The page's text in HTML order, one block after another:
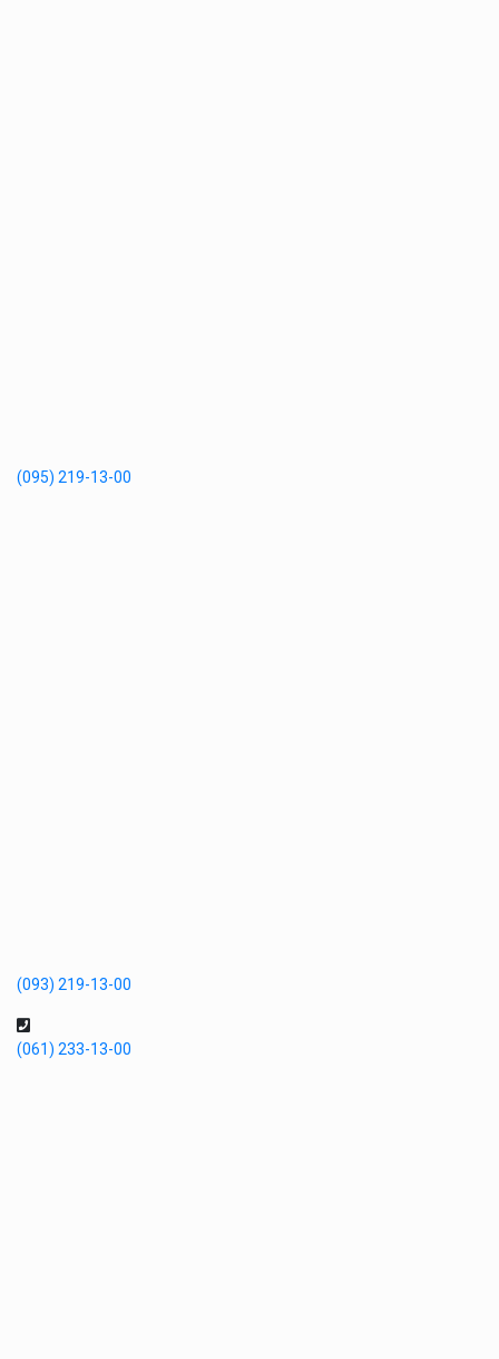
(095) 219-13-00
(093) 219-13-00
(061) 233-13-00